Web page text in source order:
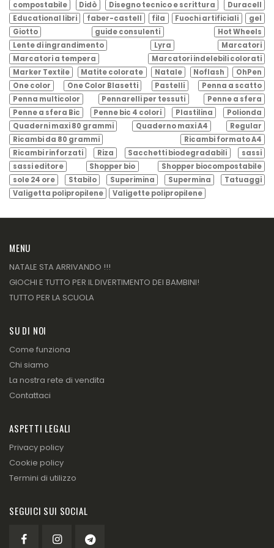
compostabile Didò Disegno tecnico e scrittura
Duracell
Educational libri
faber-castell fila Fuochi artificiali
gel
Giotto
guide consulenti
Hot Wheels
Lente di ingrandimento
Lyra
Marcatori
Marcatori a tempera
Marcatori indelebili colorati
Marker Textile
Matite colorate Natale Noflash
OhPen
One color
One Color Blasetti Pastelli
Penna a scatto
Penna multicolor
Pennarelli per tessuti
Penne a sfera
Penne a sfera Bic
Penne bic 4 colori Plastilina
Polionda
Quaderni maxi 80 grammi
Quaderno maxi A4
Regular
Ricambi da 80 grammi
Ricambi formato A4
Ricambi rinforzati
Riza Sacchetti biodegradabili
sassi
sassi editore
Shopper bio
Shopper biocompostabile
sole 24 ore
Stabilo Superimina Supermina
Tatuaggi
Valigetta polipropilene
Valigette polipropilene
MENU
NATALE STA ARRIVANDO !!!
GIOCHI E TUTTO PER IL DIVERTIMENTO DEI BAMBINI!
TUTTO PER LA SCUOLA
SU DI NOI
Come funziona
Chi siamo
La nostra rete di vendita
Contattaci
ASPETTI LEGALI
Privacy policy
Cookie policy
Termini di utilizzo
SEGUICI SUI SOCIAL